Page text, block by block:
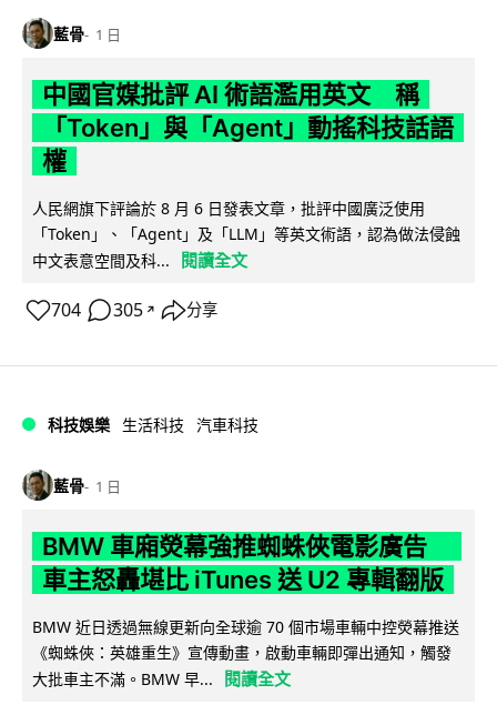
藍骨 1 日
中國官媒批評 AI 術語濫用英文 稱
「Token」與「Agent」動搖科技話語
權
人民網旗下評論於 8 月 6 日發表文章，批評中國廣泛使用
「Token」、「Agent」及「LLM」等英文術語，認為做法侵蝕
中文表意空間及科...
閱讀全文
704 305 ↗ 分享
科技娛樂 生活科技 汽車科技
藍骨 1 日
BMW 車廂熒幕強推蜘蛛俠電影廣告
車主怒轟堪比 iTunes 送 U2 專輯翻版
BMW 近日透過無線更新向全球逾 70 個市場車輛中控熒幕推送
《蜘蛛俠：英雄重生》宣傳動畫，啟動車輛即彈出通知，觸發
大批車主不滿。BMW 早...
閱讀全文